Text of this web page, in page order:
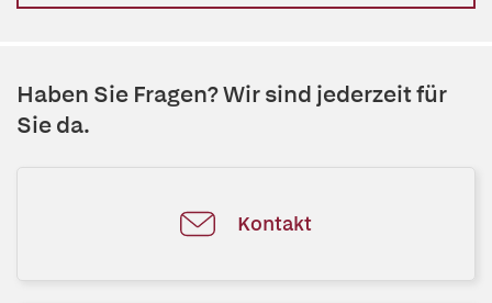
Haben Sie Fragen? Wir sind jederzeit für
Sie da.
Kontakt